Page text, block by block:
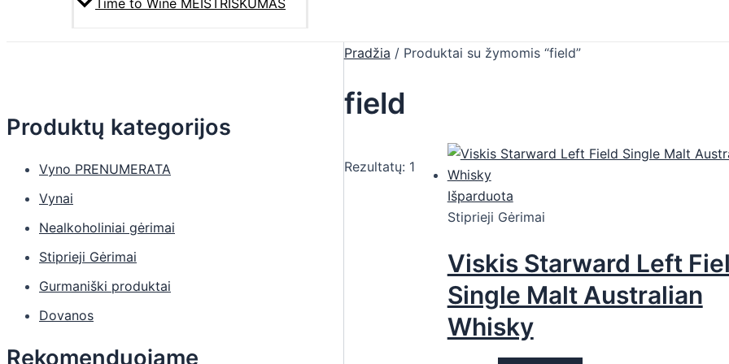
Time to Wine MEISTRIŠKUMAS
Produktų kategorijos
Vyno PRENUMERATA
Vynai
Nealkoholiniai gėrimai
Stiprieji Gėrimai
Gurmaniški produktai
Dovanos
Rekomenduojame
Pradžia / Produktai su žymomis “field”
field
Rezultatų: 1
Išparduota
Stiprieji Gėrimai
Viskis Starward Left
Single Malt Australian
Whisky